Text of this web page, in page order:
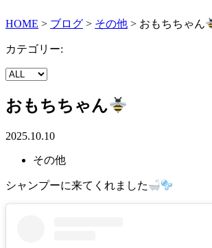
HOME > ブログ > その他 > おもちちゃん
カテゴリー:
おもちちゃん
2025.10.10
その他
シャンプーに来てくれました